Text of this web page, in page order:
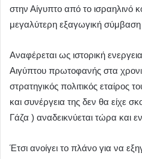
στην Αίγυπτο από το ισραηλινό
μεγαλύτερη εξαγωγική σύμβαση
Αναφέρεται ως ιστορική
Αιγύπτου πρωτοφανής στα
στρατηγικός πολιτικός εταίρος
και συνέργεια της δεν θα είχε
Γάζα ) αναδεικνύεται τώρα και
Έτσι ανοίγει το πλάνο για να